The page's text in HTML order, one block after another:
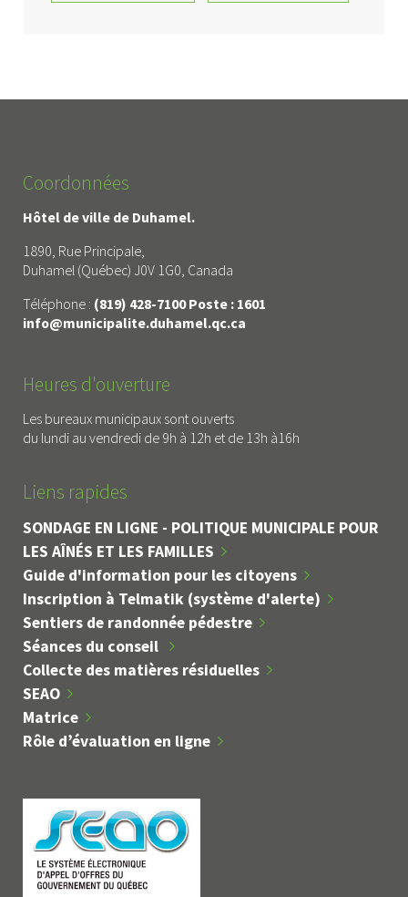
Coordonnées
Hôtel de ville de Duhamel.
1890, Rue Principale,
Duhamel (Québec) J0V 1G0, Canada
Téléphone : (819) 428-7100 Poste : 1601
info@municipalite.duhamel.qc.ca
Heures d'ouverture
Les bureaux municipaux sont ouverts
du lundi au vendredi de 9h à 12h et de 13h à16h
Liens rapides
SONDAGE EN LIGNE - POLITIQUE MUNICIPALE POUR
LES AÎNÉS ET LES FAMILLES
Guide d'information pour les citoyens
Inscription à Telmatik (système d'alerte)
Sentiers de randonnée pédestre
Séances du conseil
Collecte des matières résiduelles
SEAO
Matrice
Rôle d’évaluation en ligne